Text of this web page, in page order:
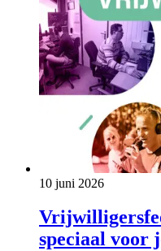
10 juni 2026
speciaal voor